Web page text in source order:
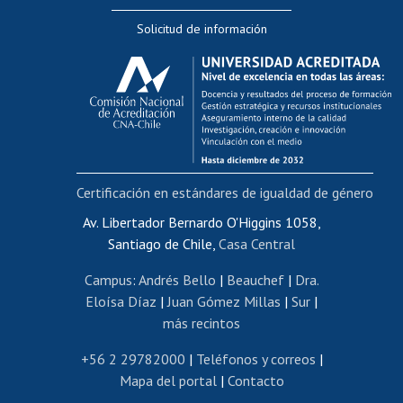
Evaluación docente
Calificación académica
Postulación al AUCAI
Funcionarias/os
Cursos internos de capacitación
Bienestar del personal
Portal de movilidad interna
Certificado de renta
Certificado de renta honorarios
Editar páginas blancas
Extranjeras/os
Revalidación y reconocimiento de títulos
Postulación al Programa de Movilidad Estudiantil
Solicitud de información
Av. Libertador Bernardo O'Higgins 1058,
Santiago de Chile, Casa Central
Campus: Andrés Bello | Beauchef| Dra.
Eloísa Díaz | Juan Gómez Millas | Sur |
más recintos
+56 2 29782000 | Teléfonos y correos |
Mapa del portal| Contacto
Certificación en estándares de igualdad de género